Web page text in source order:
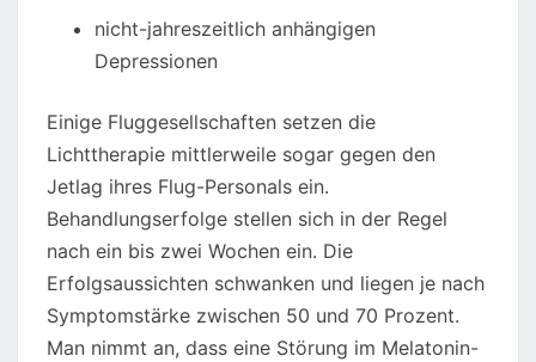
nicht-jahreszeitlich anhängigen
Depressionen
Einige Fluggesellschaften setzen die
Lichttherapie mittlerweile sogar gegen den
Jetlag ihres Flug-Personals ein.
Behandlungserfolge stellen sich in der Regel
nach ein bis zwei Wochen ein. Die
Erfolgsaussichten schwanken und liegen je nach
Symptomstärke zwischen 50 und 70 Prozent.
Man nimmt an, dass eine Störung im Melatonin-